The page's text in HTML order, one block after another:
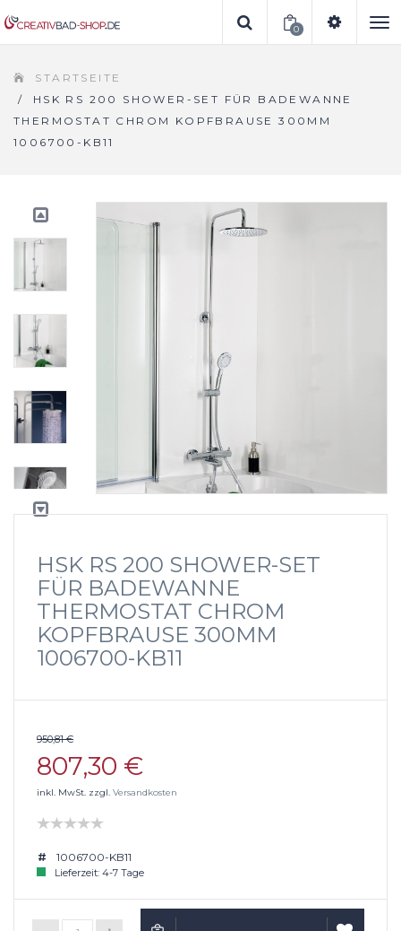
0
STARTSEITE
/
HSK RS 200 SHOWER-SET FÜR BADEWANNE
THERMOSTAT CHROM KOPFBRAUSE 300MM
1006700-KB11
HSK RS 200 SHOWER-SET
FÜR BADEWANNE
THERMOSTAT CHROM
KOPFBRAUSE 300MM
1006700-KB11
950,81 €
807,30 €
inkl. MwSt. zzgl. Versandkosten
1006700-KB11
Lieferzeit: 4-7 Tage